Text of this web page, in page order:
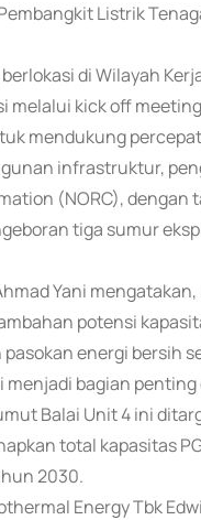
Listrik
di Wilayah
kick off
mendukung
infrastruktur,
(NORC), dengan
tiga sumur
Yani
potensi
energi bersih
bagian
Balai Unit 4 ini
total kapasitas
2030.
Energy Tbk